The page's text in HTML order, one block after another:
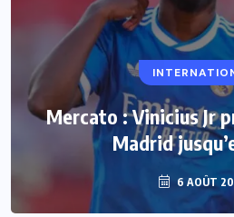
Mercato : Vinicius Jr
Madrid
6 AOÛT